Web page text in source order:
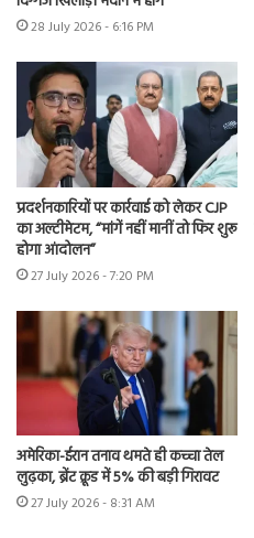
28 July 2026 - 6:16 PM
प्रदर्शनकारियों पर कार्रवाई को लेकर CJP
का अल्टीमेटम, “मांगें नहीं मानीं तो फिर शुरू
होगा आंदोलन”
27 July 2026 - 7:20 PM
अमेरिका-ईरान तनाव थमते ही कच्चा तेल
लुढ़का, ब्रेंट क्रूड में 5% की बड़ी गिरावट
27 July 2026 - 8:31 AM